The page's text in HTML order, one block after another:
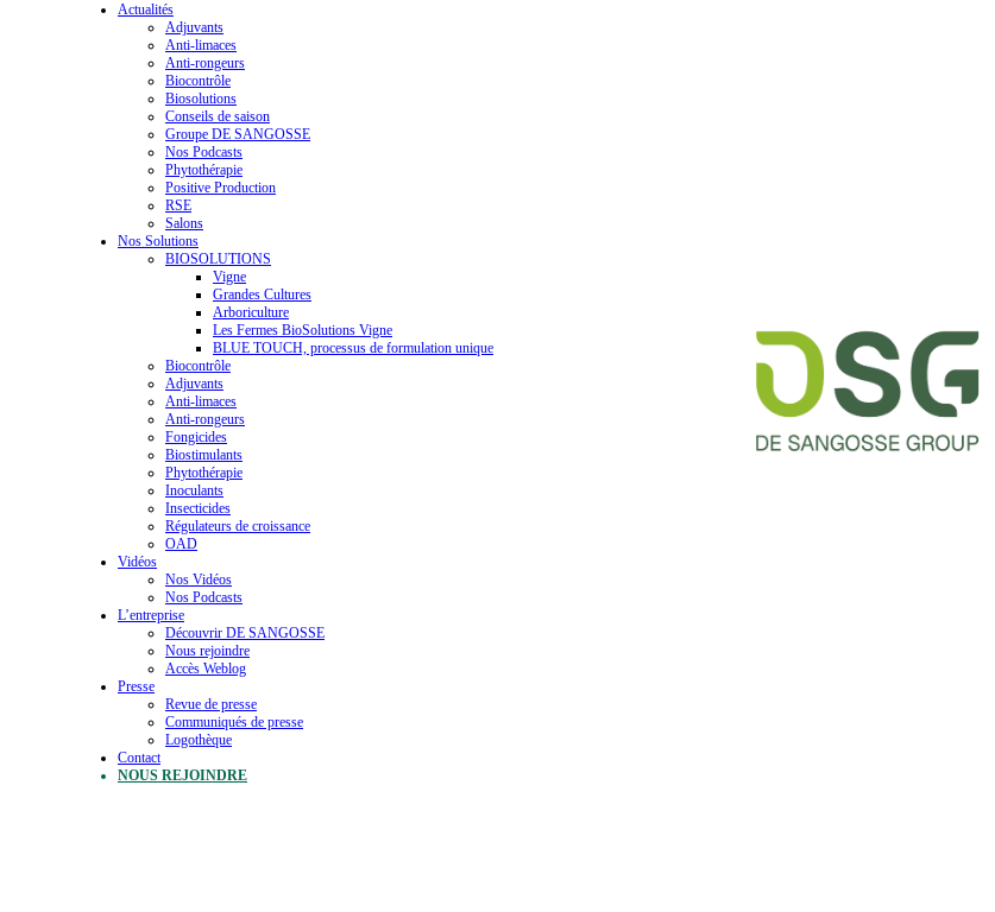
Actualités
Adjuvants
Anti-limaces
Anti-rongeurs
Biocontrôle
Biosolutions
Conseils de saison
Groupe DE SANGOSSE
Nos Podcasts
Phytothérapie
Positive Production
RSE
Salons
Nos Solutions
BIOSOLUTIONS
Vigne
Grandes Cultures
Arboriculture
Les Fermes BioSolutions Vigne
BLUE TOUCH, processus de formulation unique
Biocontrôle
Adjuvants
Anti-limaces
Anti-rongeurs
Fongicides
Biostimulants
Phytothérapie
Inoculants
Insecticides
Régulateurs de croissance
OAD
Vidéos
Nos Vidéos
Nos Podcasts
L’entreprise
Découvrir DE SANGOSSE
Nous rejoindre
Accès Weblog
Presse
Revue de presse
Communiqués de presse
Logothèque
Contact
NOUS REJOINDRE